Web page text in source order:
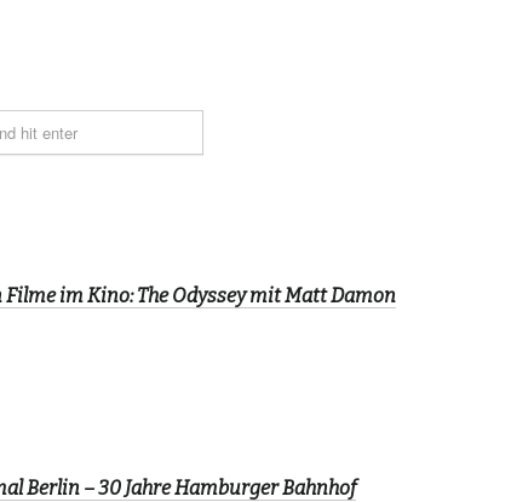
Filme im Kino: The Odyssey mit Matt Damon
Berlin – 30 Jahre Hamburger Bahnhof